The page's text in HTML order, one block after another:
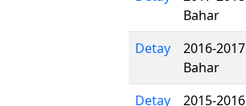
Bahar
Detay
2016-2017
Bahar
Detay
2015-2016